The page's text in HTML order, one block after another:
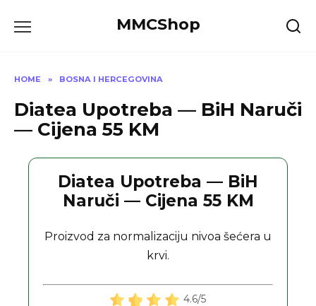
MMCShop
HOME » BOSNA I HERCEGOVINA
Diatea Upotreba — BiH Naruči
— Cijena 55 KM
Diatea Upotreba — BiH
Naruči — Cijena 55 KM
Proizvod za normalizaciju nivoa šećera u
krvi.
4.6/5